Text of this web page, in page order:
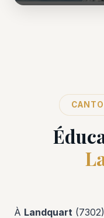
À Landquart